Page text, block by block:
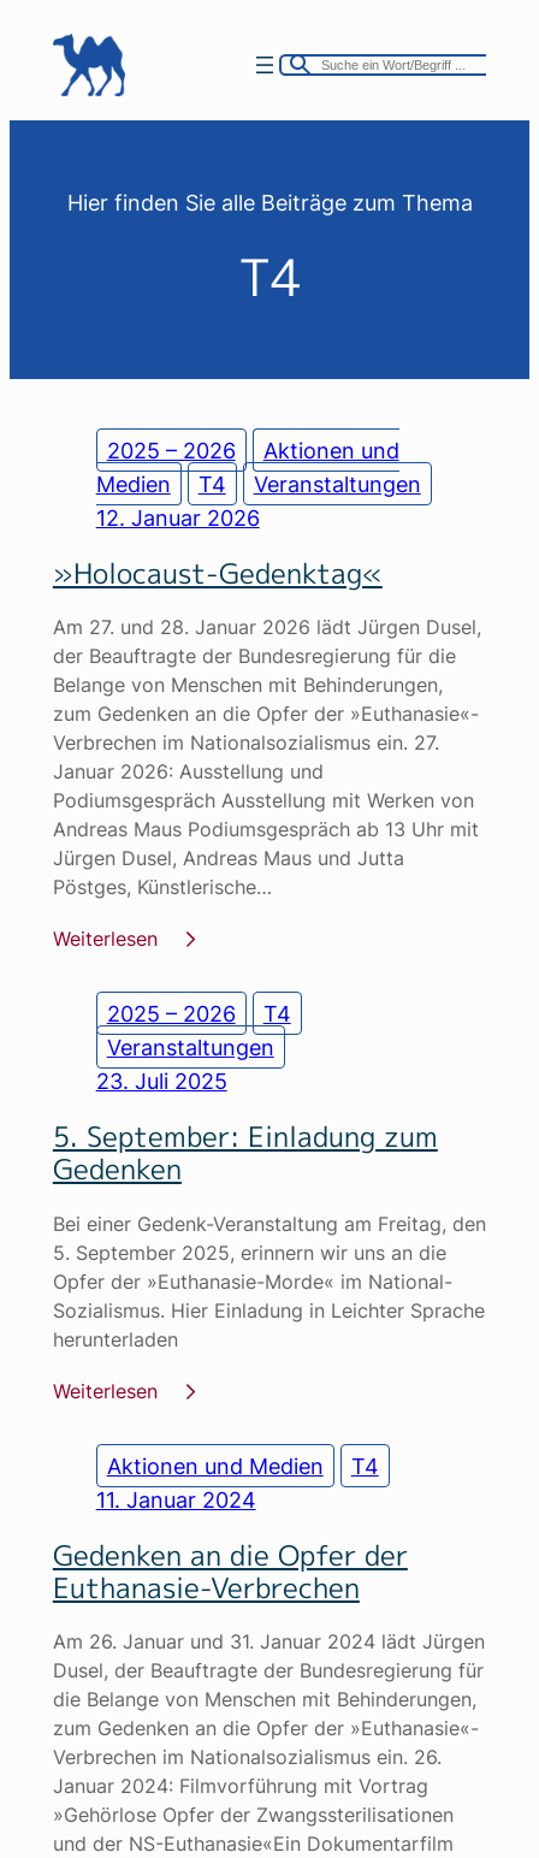
Inhalt
springen
Hier finden Sie alle Beiträge zum Thema
T4
2025 – 2026
Aktionen und
Medien
T4
Veranstaltungen
12. Januar 2026
»Holocaust-Gedenktag«
Am 27. und 28. Januar 2026 lädt Jürgen Dusel,
der Beauftragte der Bundesregierung für die
Belange von Menschen mit Behinderungen,
zum Gedenken an die Opfer der »Euthanasie«-
Verbrechen im Nationalsozialismus ein. 27.
Januar 2026: Ausstellung und
Podiumsgespräch Ausstellung mit Werken von
Andreas Maus Podiumsgespräch ab 13 Uhr mit
Jürgen Dusel, Andreas Maus und Jutta
Pöstges, Künstlerische…
Weiterlesen
2025 – 2026
T4
Veranstaltungen
23. Juli 2025
5. September: Einladung zum
Gedenken
Bei einer Gedenk-Veranstaltung am Freitag, den
5. September 2025, erinnern wir uns an die
Opfer der »Euthanasie-Morde« im National-
Sozialismus. Hier Einladung in Leichter Sprache
herunterladen
Weiterlesen
Aktionen und Medien
T4
11. Januar 2024
Gedenken an die Opfer der
Euthanasie-Verbrechen
Am 26. Januar und 31. Januar 2024 lädt Jürgen
Dusel, der Beauftragte der Bundesregierung für
die Belange von Menschen mit Behinderungen,
zum Gedenken an die Opfer der »Euthanasie«-
Verbrechen im Nationalsozialismus ein. 26.
Januar 2024: Filmvorführung mit Vortrag
»Gehörlose Opfer der Zwangssterilisationen
und der NS-Euthanasie«Ein Dokumentarfilm